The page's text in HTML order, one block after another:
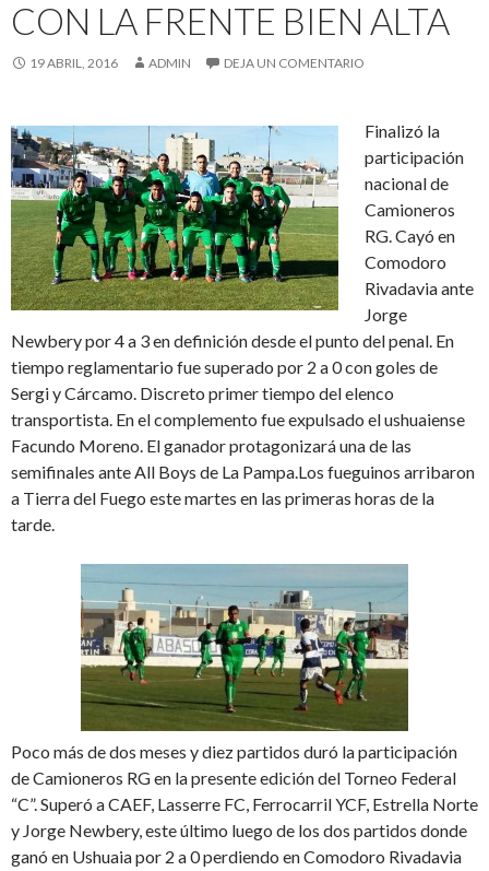
CON LA FRENTE BIEN ALTA
19 ABRIL, 2016 ADMIN DEJA UN COMENTARIO
Finalizó la
participación
nacional de
Camioneros
RG. Cayó en
Comodoro
Rivadavia ante
Jorge
Newbery por 4 a 3 en definición desde el punto del penal. En
tiempo reglamentario fue superado por 2 a 0 con goles de
Sergi y Cárcamo. Discreto primer tiempo del elenco
transportista. En el complemento fue expulsado el ushuaiense
Facundo Moreno. El ganador protagonizará una de las
semifinales ante All Boys de La Pampa.Los fueguinos arribaron
a Tierra del Fuego este martes en las primeras horas de la
tarde.
Poco más de dos meses y diez partidos duró la participación
de Camioneros RG en la presente edición del Torneo Federal
“C”. Superó a CAEF, Lasserre FC, Ferrocarril YCF, Estrella Norte
y Jorge Newbery, este último luego de los dos partidos donde
ganó en Ushuaia por 2 a 0 perdiendo en Comodoro Rivadavia